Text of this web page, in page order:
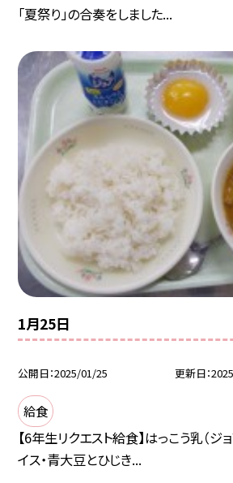
「夏祭り」の合奏をしました...
1月25日
公開日 2025/01/25 更新日
給食
【6年生リクエスト給食】はっこう乳（ジ
イス・青大豆とひじき...